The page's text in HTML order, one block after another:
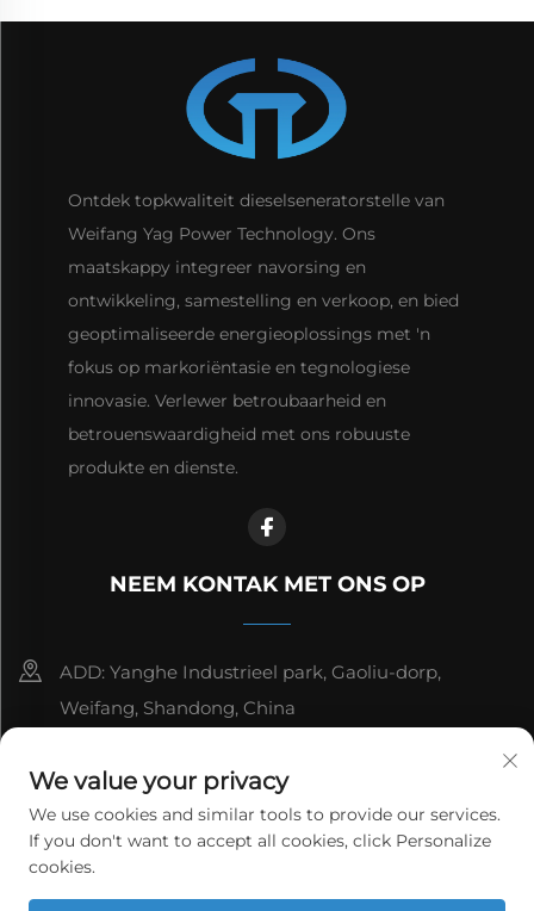
Ontdek topkwaliteit dieselseneratorstelle van
Weifang Yag Power Technology. Ons
maatskappy integreer navorsing en
ontwikkeling, samestelling en verkoop, en bied
geoptimaliseerde energieoplossings met 'n
fokus op markoriëntasie en tegnologiese
innovasie. Verlewer betroubaarheid en
betrouenswaardigheid met ons robuuste
produkte en dienste.
NEEM KONTAK MET ONS OP
ADD: Yanghe Industrieel park, Gaoliu-dorp,
Weifang, Shandong, China
[email protected]
Kopiereg © 2026 WeiFang Yag Power Technology Co., Ltd.
We value your privacy
We use cookies and similar tools to provide our services.
If you don't want to accept all cookies, click Personalize
cookies.